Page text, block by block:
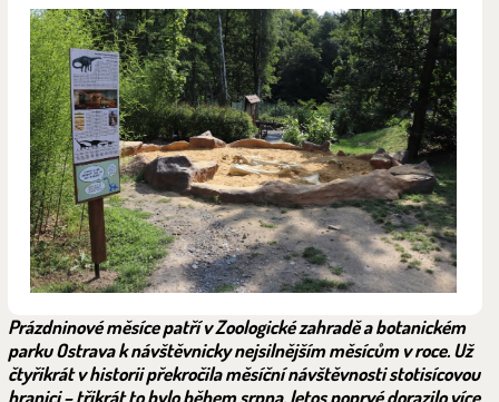
Prázdninové měsíce patří v Zoologické zahradě a botanickém
parku Ostrava k návštěvnicky nejsilnějším měsícům v roce. Už
čtyřikrát v historii překročila měsíční návštěvnosti stotisícovou